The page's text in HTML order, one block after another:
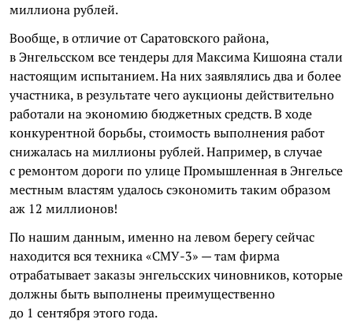
миллиона рублей.
Вообще, в отличие от Саратовского района,
в Энгельсскомвсе тендеры для МаксимаКишоянастали
настоящим испытанием. На них заявлялись два и более
участника, в результате чего аукционы действительно
работали на экономию бюджетных средств. В ходе
конкурентной борьбы, стоимость выполнения работ
снижалась на миллионы рублей. Например, в случае
с ремонтом дороги по улице Промышленная в Энгельсе
местным властям удалось сэкономить таким образом
аж 12 миллионов!
По нашим данным, именно на левом берегу сейчас
находится вся техника «СМУ-3» — там фирма
отрабатывает заказы энгельсскихчиновников, которые
должны быть выполнены преимущественно
до 1 сентября этого года.